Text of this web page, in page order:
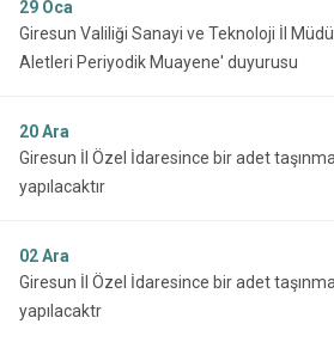
29 Oca
Giresun Valiliği Sanayi ve Teknoloji İl
Aletleri Periyodik Muayene' duyurusu
20Ara
Giresun İl Özel İdaresince bir adet
yapılacaktır
02Ara
Giresun İl Özel İdaresince bir adet
yapılacaktr